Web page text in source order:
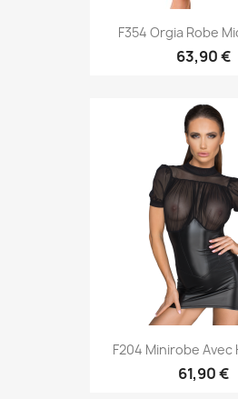
F354 Orgia Robe
63,90 €
F204 Minirobe Avec
61,90 €